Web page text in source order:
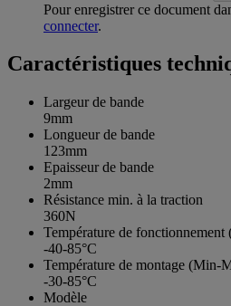
Pour enregistrer ce document
connecter.
Caractéristiques
Largeur de bande
9mm
Longueur de bande
123mm
Epaisseur de bande
2mm
Résistance min. à la traction
360N
Température de
-40-85°C
Température de montage (Min-
-30-85°C
Modèle